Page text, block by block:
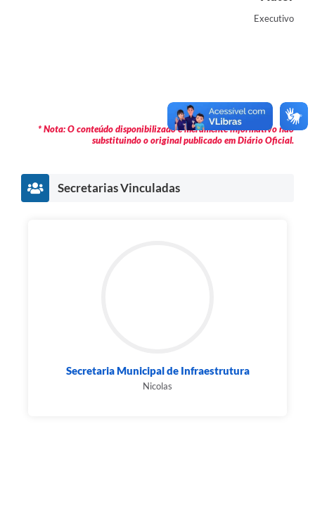
Executivo
* Nota: O conteúdo disponibilizado é meramente informativo não
substituindo o original publicado em Diário Oficial.
Secretarias Vinculadas
Secretaria Municipal de Infraestrutura
Nicolas